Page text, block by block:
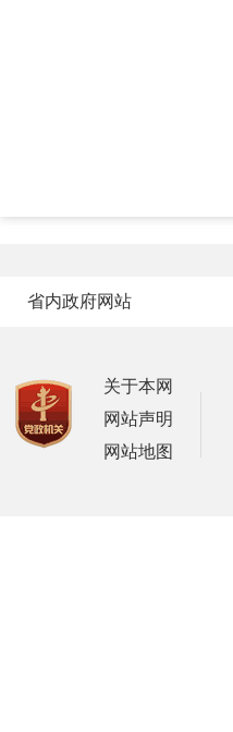
省内政府网站
关于本网
网站声明
网站地图